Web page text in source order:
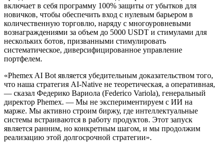
включает в себя программу 100% защиты от убытков для
новичков, чтобы обеспечить вход с нулевым барьером в
количественную торговлю, наряду с многоуровневыми
вознаграждениями за объем до 5000 USDT и стимулами для
нескольких ботов, призванными стимулировать
систематическое, диверсифицированное управление
портфелем.
«Phemex AI Bot является убедительным доказательством того,
что наша стратегия AI-Native не теоретическая, а оперативная,
— сказал Федерико Вариола (Federico Variola), генеральный
директор Phemex. — Мы не экспериментируем с ИИ на
марже. Мы активно строим биржу, где интеллектуальные
системы встраиваются в работу продуктов. Этот запуск
является ранним, но конкретным шагом, и мы продолжим
реализацию этой долгосрочной стратегии».